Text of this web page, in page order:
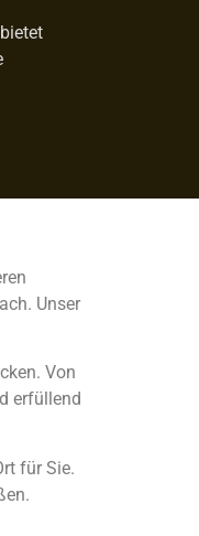
Unser
Von
erfüllend
für Sie.